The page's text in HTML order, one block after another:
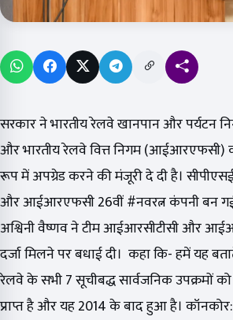
सरकार ने भारतीय रेलवे खानपान और पर्यटन
और भारतीय रेलवे वित्त निगम (आईआरएफसी)
रूप में अपग्रेड करने की मंजूरी दे दी है।
और आईआरएफसी 26वीं #नवरत्न कंपनी बन गई
अश्विनी वैष्णव ने टीम आईआरसीटीसी और
दर्जा मिलने पर बधाई दी। कहा कि- हमें यह
रेलवे के सभी 7 सूचीबद्ध सार्वजनिक उपक्रमों
प्राप्त है और यह 2014 के बाद हुआ है।